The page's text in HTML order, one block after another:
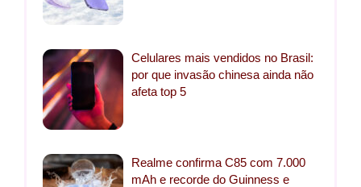
Celulares mais vendidos no Brasil:
por que invasão chinesa ainda não
afeta top 5
Realme confirma C85 com 7.000
mAh e recorde do Guinness e